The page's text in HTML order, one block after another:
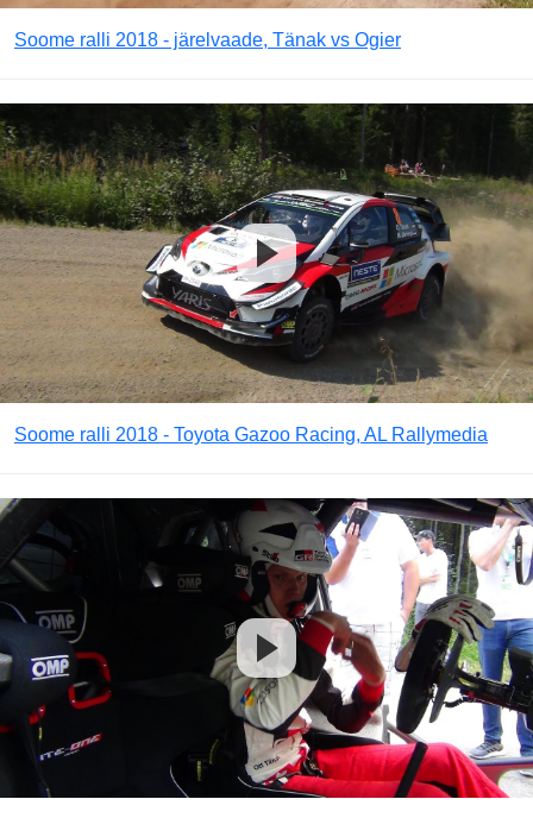
Soome ralli 2018 - järelvaade, Tänak vs Ogier
Soome ralli 2018 - Toyota Gazoo Racing, AL Rallymedia